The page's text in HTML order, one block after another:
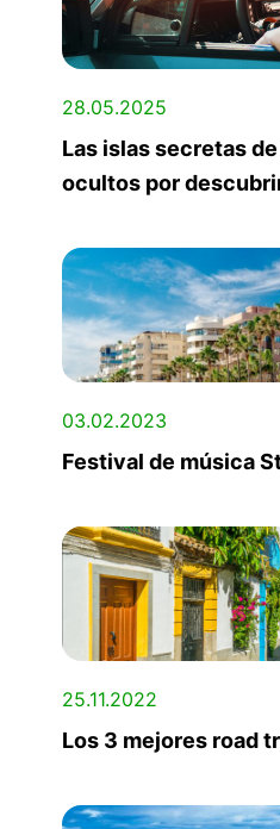
28.05.2025
Las islas secretas
ocultos por
03.02.2023
Festival de música
25.11.2022
Los 3 mejores road